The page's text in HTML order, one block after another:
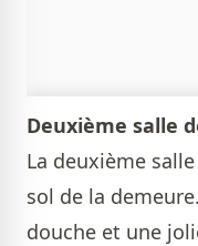
Deuxième salle
La deuxième
sol de la
douche et une